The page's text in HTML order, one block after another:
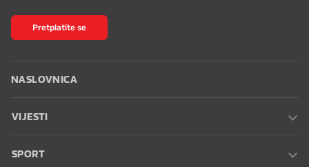
Pretplatite se
NASLOVNICA
VIJESTI
SPORT